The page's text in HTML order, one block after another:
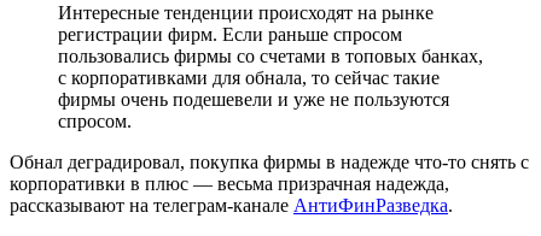
Интересные тенденции происходят на рынке
регистрации фирм. Если раньше спросом
пользовались фирмы со счетами в топовых банках,
с корпоративками для обнала, то сейчас такие
фирмы очень подешевели и уже не пользуются
спросом.
Обнал деградировал, покупка фирмы в надежде что-то снять с
корпоративки в плюс — весьма призрачная надежда,
рассказывают на телеграм-канале АнтиФинРазведка.